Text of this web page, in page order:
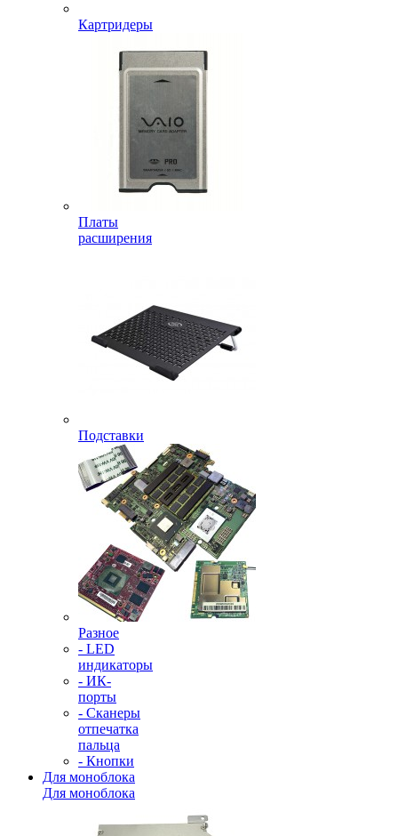
Картридеры
Платы
расширения
Подставки
Разное
- LED
индикаторы
- ИК-
порты
- Сканеры
отпечатка
пальца
- Кнопки
Для моноблока
Для моноблока